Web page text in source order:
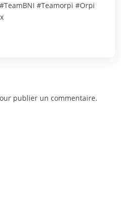
#Teamorpi #Orpi
publier un commentaire.